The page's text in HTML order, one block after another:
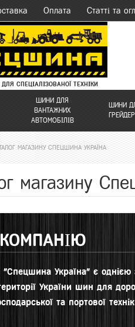
Оплата Статті та
СПЕЦІАЛІЗОВАНОЇ ТЕХНІКИ
ШИНИ ДЛЯ
ВАНТАЖНИХ
АВТОМОБІЛІВ
ШИНИ
МАГАЗИНУ СПЕЦШИНА УКРАЇНА
магазину
"Спецшина Україна" є однією
України шин для д
та портової